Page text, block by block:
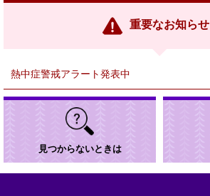
リ
重要なお知らせ
熱中症警戒アラート発表中
見つからないときは